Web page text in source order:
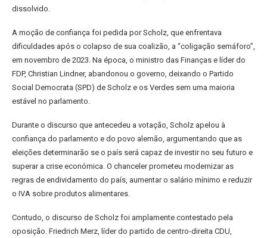
dissolvido.
A moção de confiança foi pedida por Scholz, que enfrentava
dificuldades após o colapso de sua coalizão, a “coligação semáforo”,
em novembro de 2023. Na época, o ministro das Finanças e líder do
FDP, Christian Lindner, abandonou o governo, deixando o Partido
Social Democrata (SPD) de Scholz e os Verdes sem uma maioria
estável no parlamento.
Durante o discurso que antecedeu a votação, Scholz apelou à
confiança do parlamento e do povo alemão, argumentando que as
eleições determinarão se o país será capaz de investir no seu futuro e
superar a crise económica. O chanceler prometeu modernizar as
regras de endividamento do país, aumentar o salário mínimo e reduzir
o IVA sobre produtos alimentares.
Contudo, o discurso de Scholz foi amplamente contestado pela
oposição. Friedrich Merz, líder do partido de centro-direita CDU,